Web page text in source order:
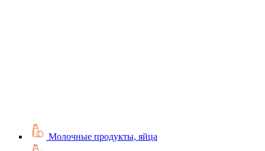
Молочные продукты, яйца